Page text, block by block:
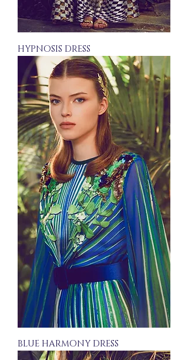
HYPNOSIS DRESS
BLUE HARMONY DRESS